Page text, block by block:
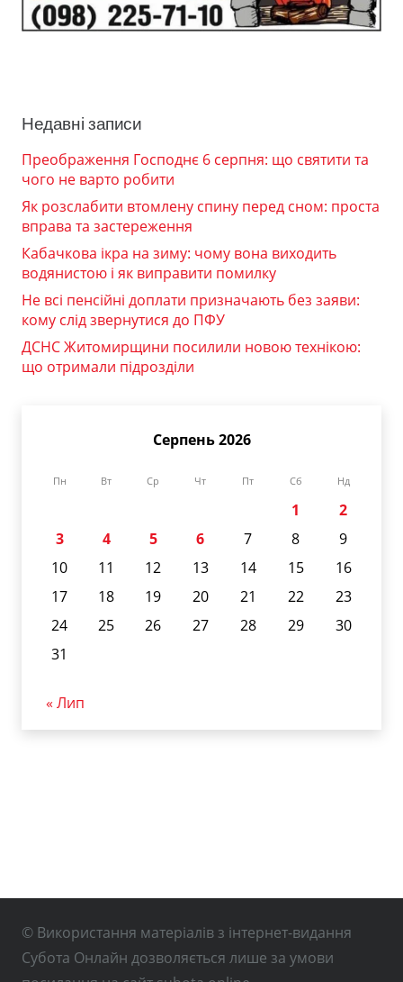
Недавні записи
Преображення Господнє 6 серпня: що святити та
чого не варто робити
Як розслабити втомлену спину перед сном: проста
вправа та застереження
Кабачкова ікра на зиму: чому вона виходить
водянистою і як виправити помилку
Не всі пенсійні доплати призначають без заяви:
кому слід звернутися до ПФУ
ДСНС Житомирщини посилили новою технікою:
що отримали підрозділи
Серпень 2026
Пн Вт Ср Чт Пт Сб Нд
1
2
3
4 5 6 7 8
9
10
11 12 13 14 15
16
17
18 19 20 21 22
23
24
25 26 27 28 29
30
31
« Лип
© Використання матеріалів з інтернет-видання
Субота Онлайн дозволяється лише за умови